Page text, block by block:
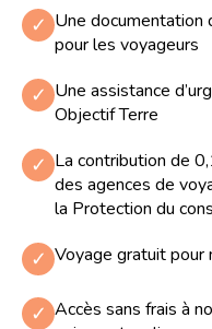
✓ Une documentation
pour les voyageurs
✓ Une assistance
Objectif Terre
✓ La contribution de
des agences de
la Protection du
✓ Voyage gratuit pour
✓ Accès sans frais à